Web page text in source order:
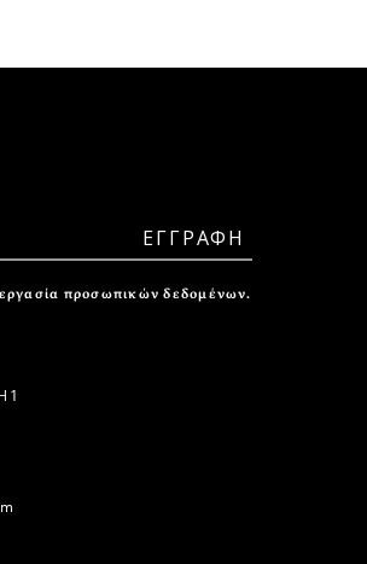
προσωπικών δεδομένων.
1